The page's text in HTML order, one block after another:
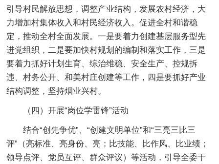
引导村民解放思想，调整产业结构，发展农村经济，大
力增加村集体收入和村民经济收入。促进全村和谐稳
定，推动全村全面发展。一是要着力创建基层服务型先
进党组织，二是要加快村规划的编制和落实工作，三是
要着力抓好计划生育、综治维稳、安全生产、控规拆
违、村务公开、和美村庄创建等工作，四是要抓好产业
结构调整，坚持烟业兴村。
（四）开展“岗位学雷锋”活动
结合“创先争优”、“创建文明单位”和“三亮三比三
评”（亮标准、亮身份、亮；比技能、比作风、比业绩；
领导点评、党员互评、群众评议）等活动，引导全委干